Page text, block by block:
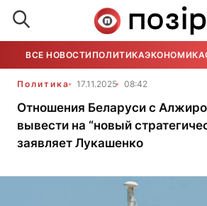
ВСЕ НОВОСТИ ПОЛИТИКАЭКОНОМИКА
Политика 17.11.2025 08:42
Отношения Беларуси с
вывести на “новый
заявляет Лукашенко